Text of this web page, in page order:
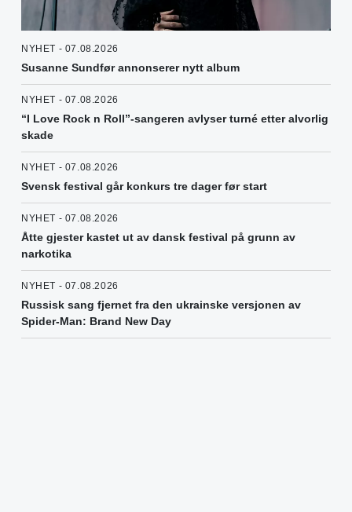
NYHET - 07.08.2026
Susanne Sundfør annonserer nytt album
NYHET - 07.08.2026
“I Love Rock n Roll”-sangeren avlyser turné etter alvorlig
skade
NYHET - 07.08.2026
Svensk festival går konkurs tre dager før start
NYHET - 07.08.2026
Åtte gjester kastet ut av dansk festival på grunn av
narkotika
NYHET - 07.08.2026
Russisk sang fjernet fra den ukrainske versjonen av
Spider-Man: Brand New Day